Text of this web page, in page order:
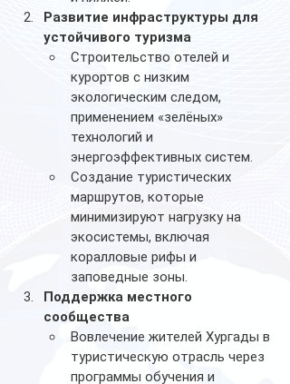
Развитие инфраструктуры для
устойчивого туризма
Строительство отелей и
курортов с низким
экологическим следом,
применением «зелёных»
технологий и
энергоэффективных систем.
Создание туристических
маршрутов, которые
минимизируют нагрузку на
экосистемы, включая
коралловые рифы и
заповедные зоны.
Поддержка местного
сообщества
Вовлечение жителей Хургады в
туристическую отрасль через
программы обучения и